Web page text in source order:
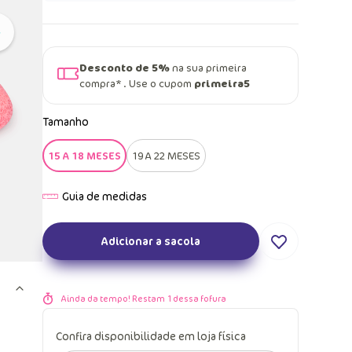
Desconto de 5%na sua primeira
compra* . Use o cupom primeira5
Tamanho
15 A 18 MESES 19 A 22 MESES
Adicionar a sacola
Ainda da tempo! Restam 1 dessa fofura
Confira disponibilidade em loja física